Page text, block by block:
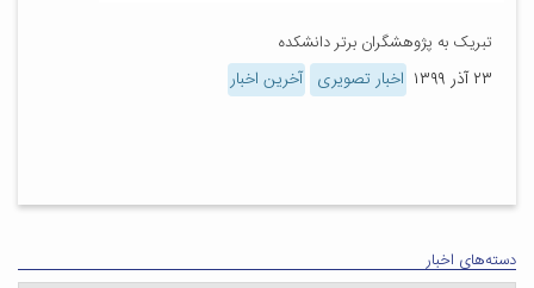
تبریک به پژوهشگران برتر دانشکده
۲۳ آذر ۱۳۹۹ اخبار تصویری آخرین اخبار
دسته‌های اخبار